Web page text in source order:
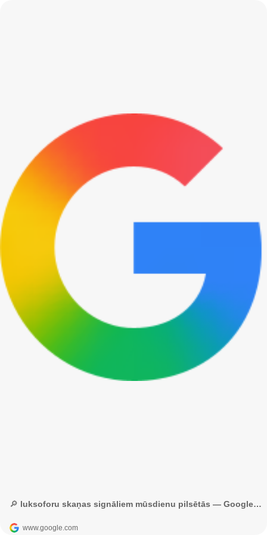
🔎 luksoforu skaņas signāliem mūsdienu pilsētās — Google meklēšana
www.google.com